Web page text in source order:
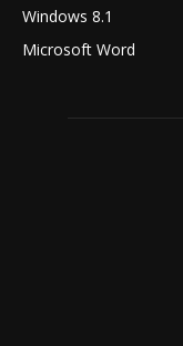
Windows 8.1
Microsoft Word